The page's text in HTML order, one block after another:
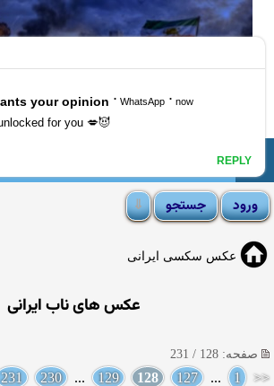
انجمن لوتی ☰
عکس سکسی ایرانی
عکس های ناب ایرانی
صفحه: 128 / 231
<<
1
...
127
128
129
...
230
231